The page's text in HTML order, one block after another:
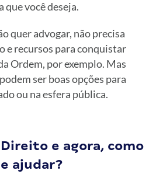
que você deseja.
quer advogar, não precisa
e recursos para conquistar
Ordem, por exemplo. Mas
ser boas opções para
ou na esfera pública.
e agora, como
ajudar?